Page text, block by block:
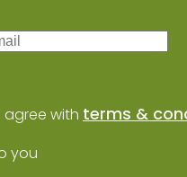
agree with terms &
you